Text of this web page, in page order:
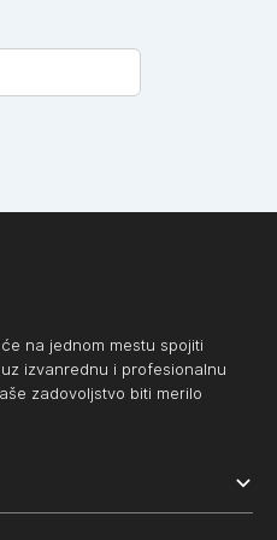
na jednom mestu spojiti
izvanrednu i profesionalnu
zadovoljstvo biti merilo